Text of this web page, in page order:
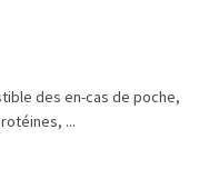
des en-cas de poche,
...